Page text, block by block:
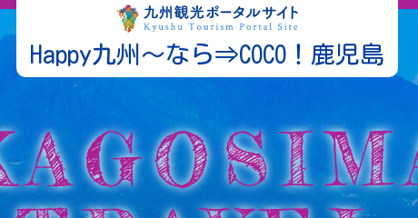
Happy九州～なら⇒COCO！鹿児島